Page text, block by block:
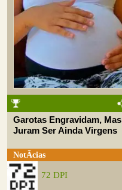
Garotas Engravidam, Mas
Juram Ser Ainda Virgens
NotÃ­cias
72 DPI